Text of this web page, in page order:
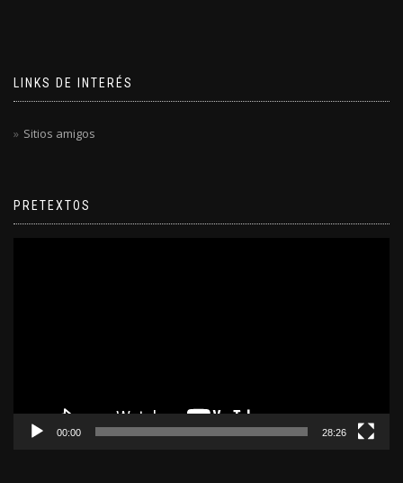
LINKS DE INTERÉS
Sitios amigos
PRETEXTOS
00:00 28:26